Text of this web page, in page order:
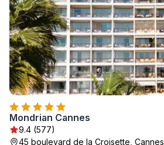
Mondrian Cannes
9.4 (577)
45 boulevard de la Croisette, Cannes